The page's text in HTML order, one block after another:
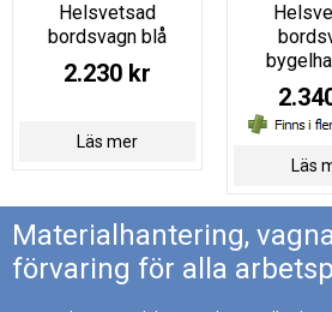
Helsvetsad
bordsvagn blå
2.230 kr
Läs mer
Läs
Materialhantering,
förvaring för alla